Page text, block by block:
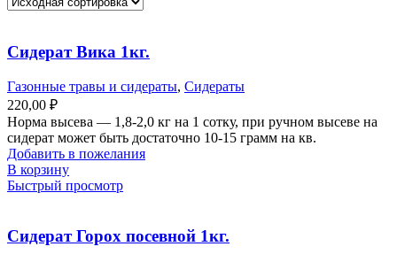
Сидерат Вика 1кг.
Газонные травы и сидераты, Сидераты
220,00 ₽
Норма высева — 1,8-2,0 кг на 1 сотку, при ручном высеве на
сидерат может быть достаточно 10-15 грамм на кв.
Добавить в пожелания
В корзину
Быстрый просмотр
Сидерат Горох посевной 1кг.